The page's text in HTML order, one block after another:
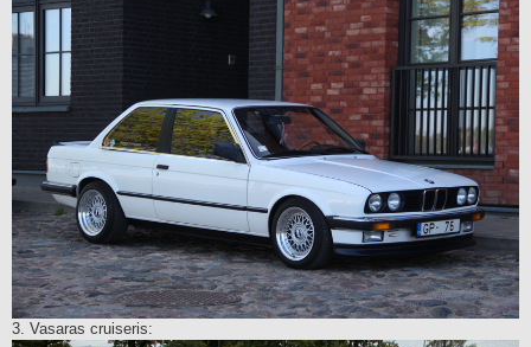
3. Vasaras cruiseris: